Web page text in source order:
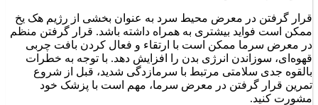
قرار گرفتن در معرض محیط سرد به عنوان بخشی از رژیم هک یخ
ممکن است فواید بیشتری به همراه داشته باشد. قرار گرفتن منظم
در معرض سرما ممکن است با ارتقاء و فعال کردن بافت چربی
قهوه‌ای، سوزاندن انرژی بدن را افزایش دهد. با توجه به خطرات
بالقوه جدی سلامتی مرتبط با سرمازدگی شدید، قبل از شروع
تمرین قرار گرفتن در معرض سرما، مهم است با پزشک خود
مشورت کنید.